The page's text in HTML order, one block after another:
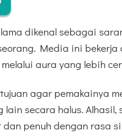
dikenal sebagai
Media ini bekerja
aura yang lebih
agar pemakainya
lain secara halus.
penuh dengan rasa